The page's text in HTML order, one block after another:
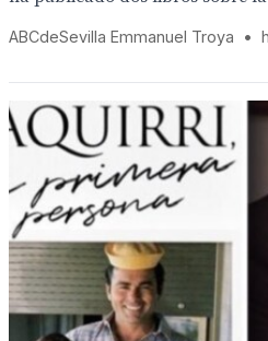
ABCdeSevilla Emmanuel Troya •